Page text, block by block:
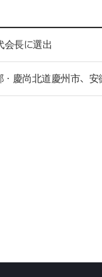
会長に選出
慶尚北道慶州市、安